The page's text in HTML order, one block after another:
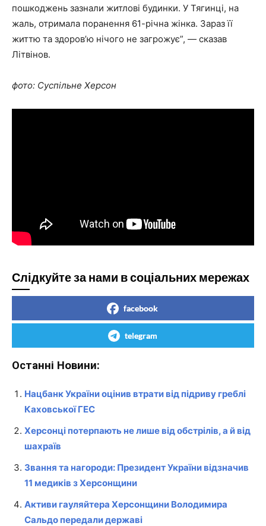
пошкоджень зазнали житлові будинки. У Тягинці, на
жаль, отримала поранення 61-річна жінка. Зараз її
життю та здоров’ю нічого не загрожує”, — сказав
Літвінов.
фото: Суспільне Херсон
Слідкуйте за нами в соціальних мережах
facebook
telegram
Останні Новини:
Нацбанк України оцінив втрати від підриву греблі
Каховської ГЕС
Херсонці потерпають не лише від обстрілів, а й від
шахраїв
Звання та нагороди: Президент України відзначив
11 медиків з Херсонщини
Активи гауляйтера Херсонщини Володимира
Сальдо передали державі